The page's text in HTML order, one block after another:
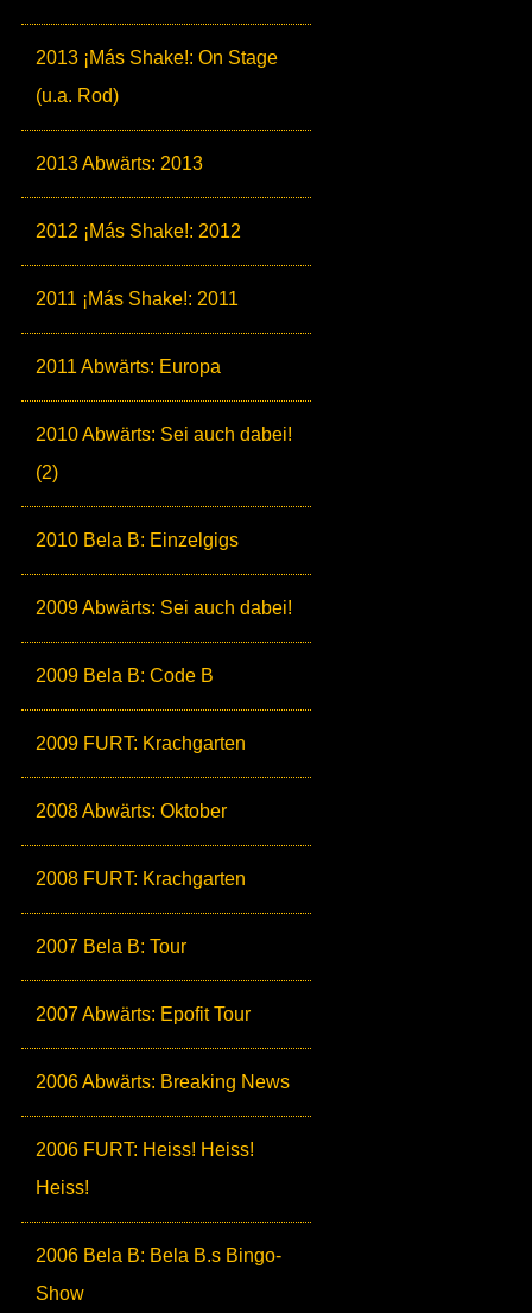
2013 ¡Más Shake!: On Stage
(u.a. Rod)
2013 Abwärts: 2013
2012 ¡Más Shake!: 2012
2011 ¡Más Shake!: 2011
2011 Abwärts: Europa
2010 Abwärts: Sei auch dabei!
(2)
2010 Bela B: Einzelgigs
2009 Abwärts: Sei auch dabei!
2009 Bela B: Code B
2009 FURT: Krachgarten
2008 Abwärts: Oktober
2008 FURT: Krachgarten
2007 Bela B: Tour
2007 Abwärts: Epofit Tour
2006 Abwärts: Breaking News
2006 FURT: Heiss! Heiss!
Heiss!
2006 Bela B: Bela B.s Bingo-
Show